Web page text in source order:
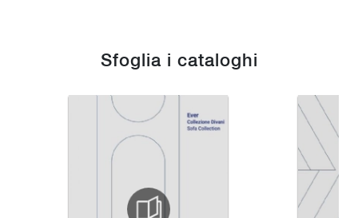
Sfoglia i cataloghi